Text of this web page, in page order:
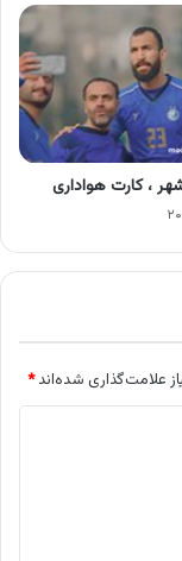
، کارت هواداری
علامت‌گذاری شده‌اند*